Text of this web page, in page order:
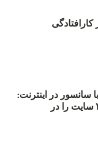
با سانسور در اینترنت:
#آزادی هم‌آیند گزارشگران‌ بدون مرز، ۲۲ سایت را در